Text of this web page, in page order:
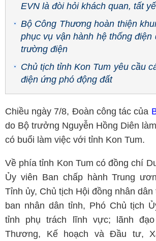
EVN là đòi hỏi khách quan, tất
Bộ Công Thương hoàn thiện
phục vụ vận hành hệ thống điện
trường điện
Chủ tịch tỉnh Kon Tum yêu cầu
điện ứng phó động đất
Chiều ngày 7/8, Đoàn công tác của
do Bộ trưởng Nguyễn Hồng Diên
có buổi làm việc với tỉnh Kon Tum.
Về phía tỉnh Kon Tum có đồng chí
Ủy viên Ban chấp hành Trung
Tỉnh ủy, Chủ tịch Hội đồng nhân
ban nhân dân tỉnh, Phó Chủ tịch
tỉnh phụ trách lĩnh vực; lãnh
Thương, Kế hoạch và Đầu tư,